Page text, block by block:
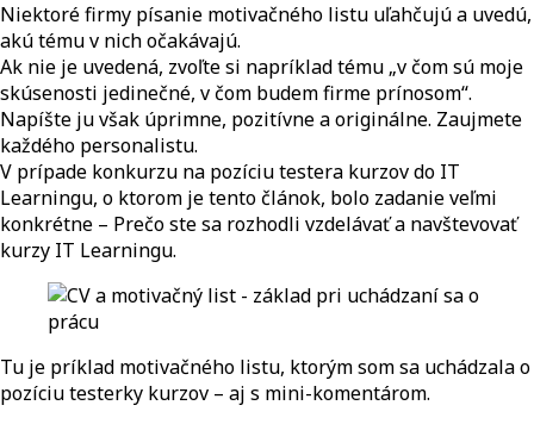
Niektoré firmy písanie motivačného listu uľahčujú a uvedú,
akú tému v nich očakávajú.
Ak nie je uvedená, zvoľte si napríklad tému „v čom sú moje
skúsenosti jedinečné, v čom budem firme prínosom“.
Napíšte ju však úprimne, pozitívne a originálne. Zaujmete
každého personalistu.
V prípade konkurzu na pozíciu testera kurzov do IT
Learningu, o ktorom je tento článok, bolo zadanie veľmi
konkrétne – Prečo ste sa rozhodli vzdelávať a navštevovať
kurzy IT Learningu.
Tu je príklad motivačného listu, ktorým som sa uchádzala o
pozíciu testerky kurzov – aj s mini-komentárom.